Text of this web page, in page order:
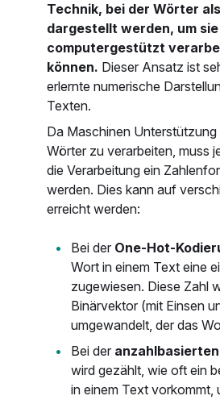
Technik, bei der Wörter
dargestellt werden, um sie
computergestützt
können. Dieser Ansatz ist
erlernte numerische
Texten.
Da Maschinen Unterstützung
Wörter zu verarbeiten, muss
die Verarbeitung ein
werden. Dies kann auf
erreicht werden:
Bei der One-Hot-
Wort in einem Text eine
zugewiesen. Diese Zahl
Binärvektor (mit Einsen
umgewandelt, der das
Bei der
wird gezählt, wie oft ein
in einem Text vorkommt,